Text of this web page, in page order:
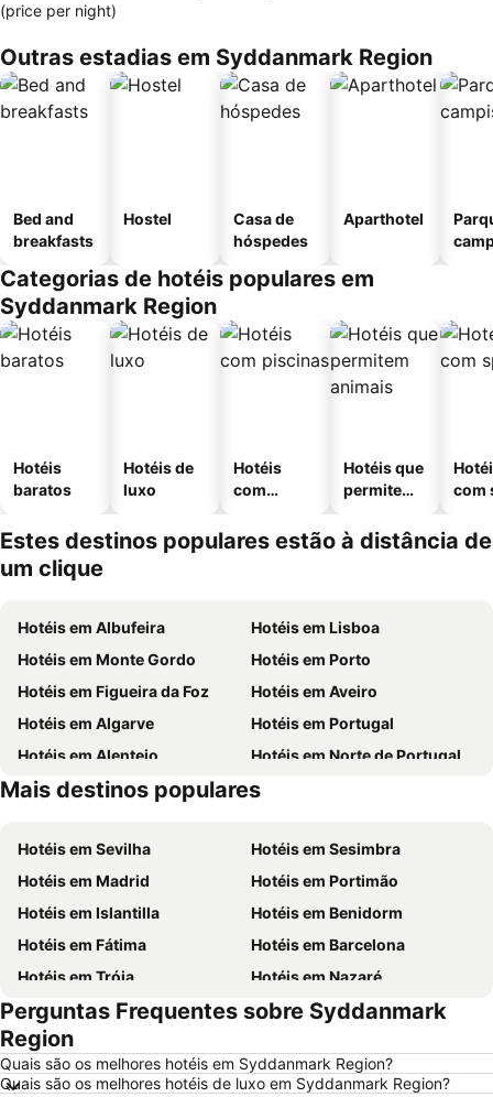
(price per night)
Outras estadias em Syddanmark Region
Bed and
breakfasts
Hostel
Casa de
hóspedes
Aparthotel
Categorias de hotéis populares em
Syddanmark Region
Hotéis
baratos
Hotéis de
luxo
Hotéis
com
Hotéis que
permitem
com
Estes destinos populares estão à distância de
um clique
Hotéis em Albufeira
Hotéis em Lisboa
Hotéis em Monte Gordo
Hotéis em Porto
Hotéis em Figueira da Foz
Hotéis em Aveiro
Hotéis em Algarve
Hotéis em Portugal
Hotéis em Alentejo
Hotéis em Norte de Portugal
Hotéis em Madeira
Hotéis em Espanha
Mais destinos populares
Hotéis em Sevilha
Hotéis em Sesimbra
Hotéis em Madrid
Hotéis em Portimão
Hotéis em Islantilla
Hotéis em Benidorm
Hotéis em Fátima
Hotéis em Barcelona
Hotéis em Tróia
Hotéis em Nazaré
Hotéis em Évora
Hotéis em Peniche
Hotéis em Porto Santo
Hotéis em Sangenjo
Hotéis em Vila Nova de Milfontes
Perguntas Frequentes sobre Syddanmark
Region
Quais são os melhores hotéis em Syddanmark Region?
Quais são os melhores hotéis de luxo em Syddanmark Region?